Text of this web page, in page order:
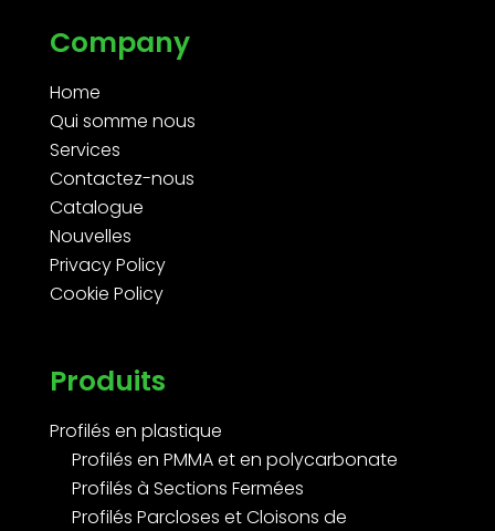
Company
Home
Qui somme nous
Services
Contactez-nous
Catalogue
Nouvelles
Privacy Policy
Cookie Policy
Produits
Profilés en plastique
Profilés en PMMA et en polycarbonate
Profilés à Sections Fermées
Profilés Parcloses et Cloisons de